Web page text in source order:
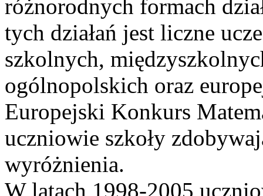
różnorodnych formach
tych działań jest liczne
szkolnych,
ogólnopolskich oraz
Europejski Konkurs
uczniowie szkoły
wyróżnienia.
W latach 1998-2005